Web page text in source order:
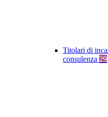
Titolari di
consulenza 29